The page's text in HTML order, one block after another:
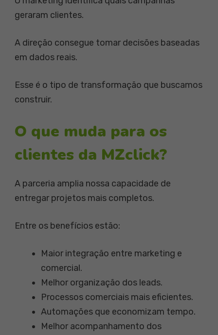
geraram clientes.
A direção consegue tomar decisões baseadas
em dados reais.
Esse é o tipo de transformação que buscamos
construir.
O que muda para os
clientes da MZclick?
A parceria amplia nossa capacidade de
entregar projetos mais completos.
Entre os benefícios estão:
Maior integração entre marketing e
comercial.
Melhor organização dos leads.
Processos comerciais mais eficientes.
Automações que economizam tempo.
Melhor acompanhamento dos